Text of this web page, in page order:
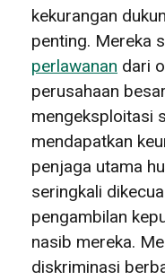
kekurangan
penting. Mereka
perlawanan dari
perusahaan
mengeksploitasi
mendapatkan
penjaga utama
seringkali
pengambilan
nasib mereka.
diskriminasi